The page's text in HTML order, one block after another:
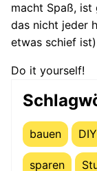
macht Spaß, ist
das nicht jeder
etwas schief
Do it yourself!
bauen DIY
sparen